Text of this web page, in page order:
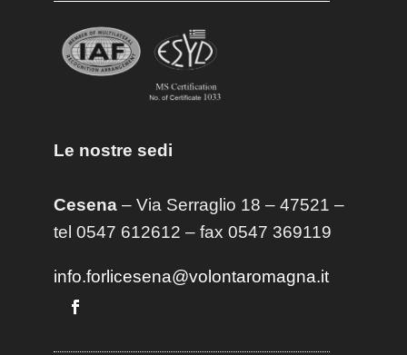
Le nostre sedi
Cesena– Via Serraglio 18 – 47521 –
tel 0547 612612 – fax 0547 369119
info.forlicesena@volontaromagna.it